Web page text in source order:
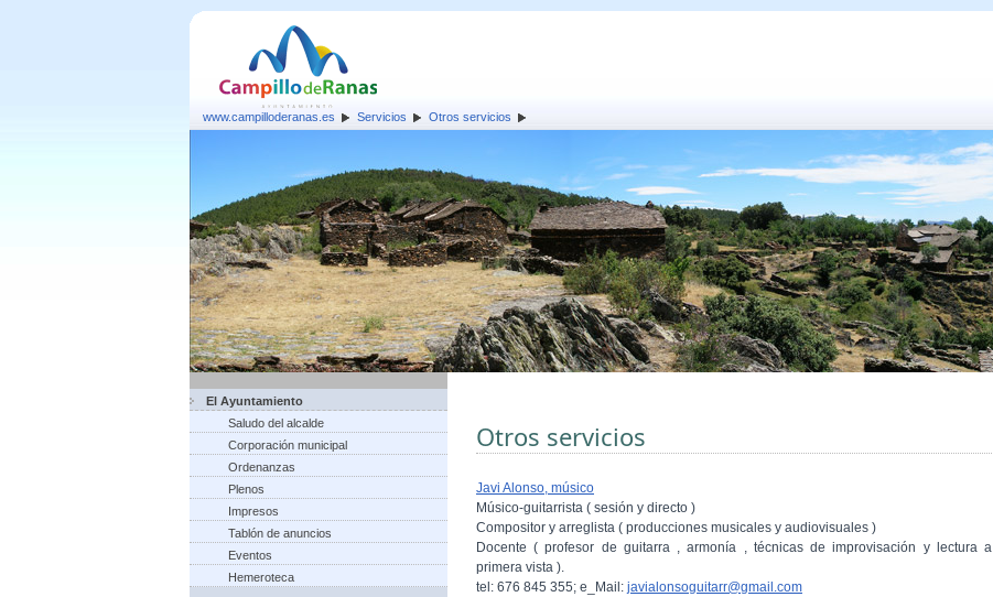
www.campilloderanas.es Servicios Otros servicios
El Ayuntamiento
Saludo del alcalde
Corporación municipal
Ordenanzas
Plenos
Impresos
Tablón de anuncios
Eventos
Hemeroteca
Otros servicios
Javi Alonso, músico
Músico-guitarrista ( sesión y directo )
Compositor y arreglista ( producciones musicales y audiovisuales )
Docente ( profesor de guitarra , armonía , técnicas de improvisación y lectura a
primera vista ).
tel: 676 845 355; e_Mail: javialonsoguitarr@gmail.com